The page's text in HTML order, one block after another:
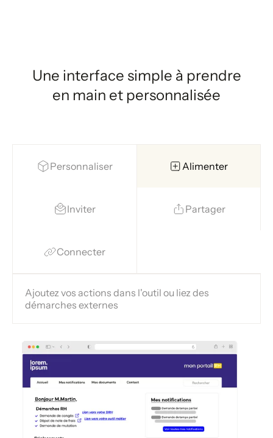
Une interface simple à prendre
en main et personnalisée
Personnaliser Alimenter
Inviter Partager
Connecter
Ajoutez vos actions dans l'outil ou liez des
démarches externes